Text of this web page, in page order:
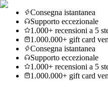
Consegna istantanea
Supporto eccezionale
1.000+ recensioni a 5
1.000.000+ gift card
Consegna istantanea
Supporto eccezionale
1.000+ recensioni a 5
1.000.000+ gift card